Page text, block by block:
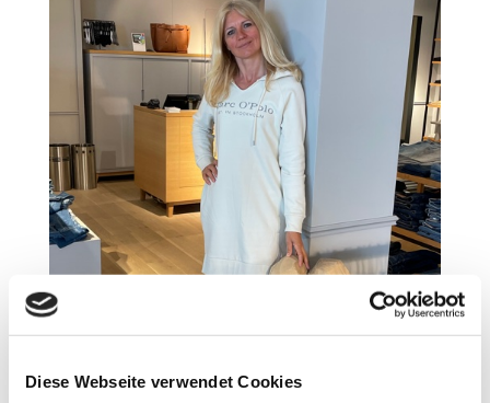
Diese Webseite verwendet Cookies